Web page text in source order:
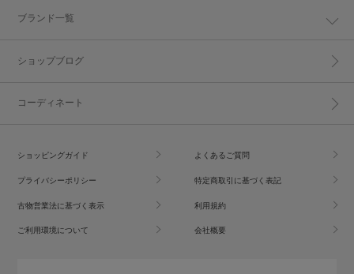
ブランド一覧
ショップブログ
コーディネート
ショッピングガイド よくあるご質問
プライバシーポリシー 特定商取引に基づく表記
古物営業法に基づく表示 利用規約
ご利用環境について 会社概要